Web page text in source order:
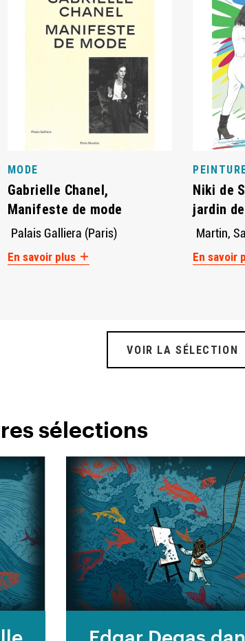
MODE
Gabrielle Chanel,
Manifeste de mode
Palais Galliera (Paris)
En savoir plus
Niki de
jardin
Martin,
En savoir
VOIR LA SÉLECTION
sélections